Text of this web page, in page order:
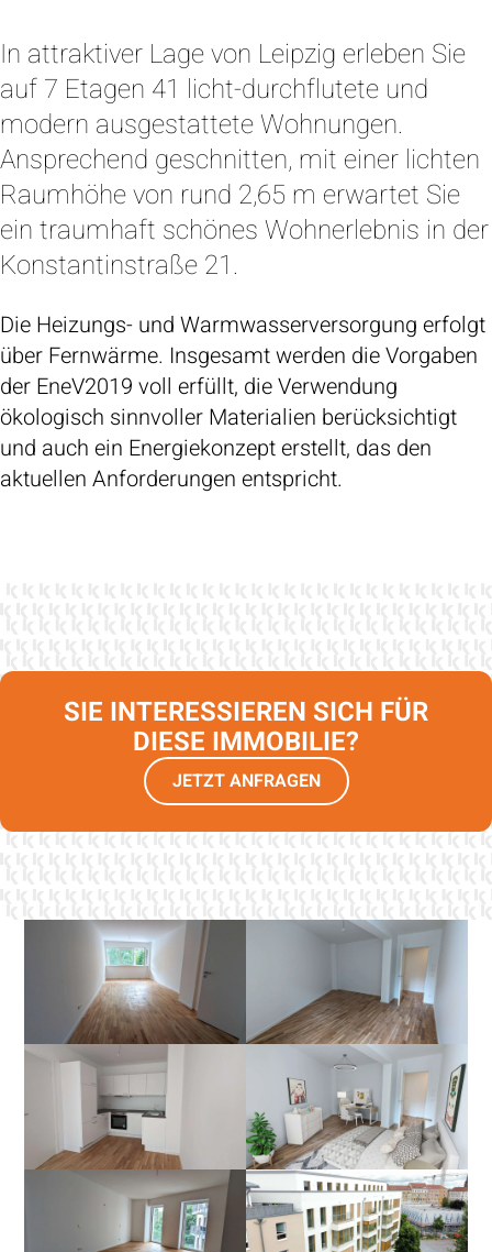
In attraktiver Lage von Leipzig erleben Sie
auf 7 Etagen 41 licht-durchflutete und
modern ausgestattete Wohnungen.
Ansprechend geschnitten, mit einer lichten
Raumhöhe von rund 2,65 m erwartet Sie
ein traumhaft schönes Wohnerlebnis in der
Konstantinstraße 21.
Die Heizungs- und Warmwasserversorgung erfolgt
über Fernwärme. Insgesamt werden die Vorgaben
der EneV2019 voll erfüllt, die Verwendung
ökologisch sinnvoller Materialien berücksichtigt
und auch ein Energiekonzept erstellt, das den
aktuellen Anforderungen entspricht.
SIE INTERESSIEREN SICH FÜR
DIESE IMMOBILIE?
JETZT ANFRAGEN